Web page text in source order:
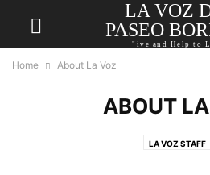
LA VOZ
PASEO
"ive and Help to
Home About La Voz
ABOUT
LA VOZ STAFF